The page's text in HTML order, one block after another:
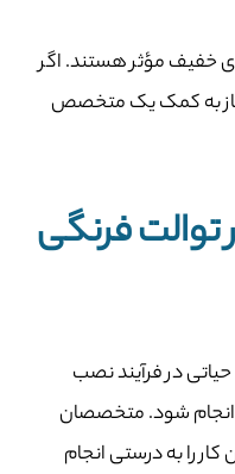
خفیف مؤثر هستند. اگر
به کمک یک متخصص
فرنگی
در فرآیند نصب
انجام شود. متخصصان
را به درستی انجام